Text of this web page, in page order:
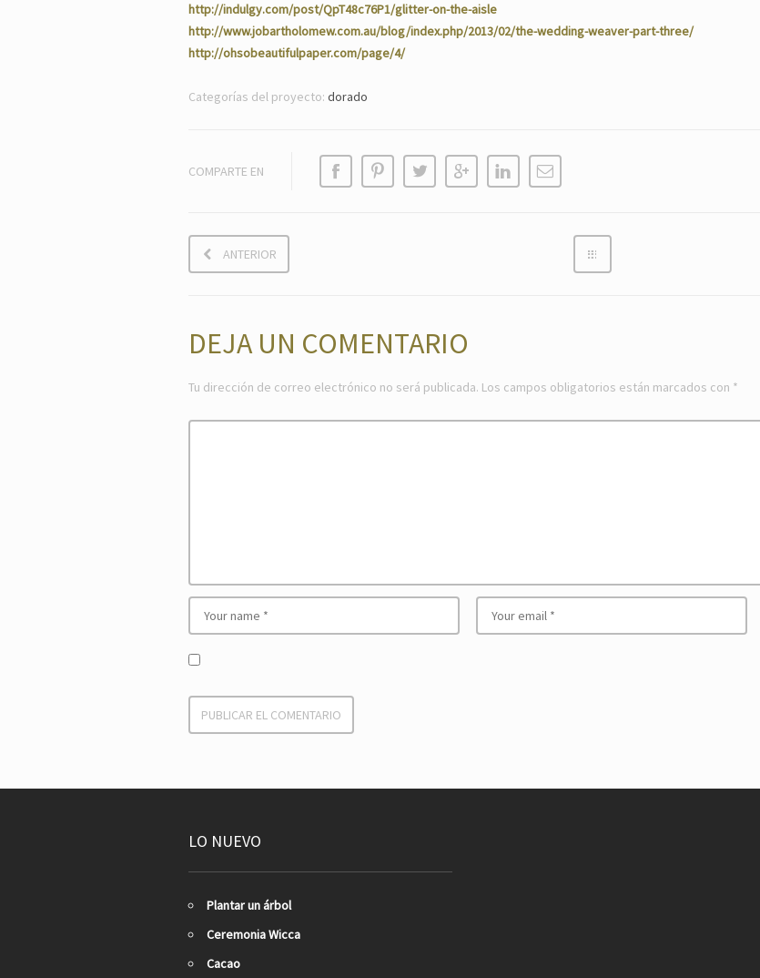
http://indulgy.com/post/QpT48c76P1/glitter-on-the-aisle
http://www.jobartholomew.com.au/blog/index.php/2013/02/the-wedding-weaver-part-three/
http://ohsobeautifulpaper.com/page/4/
Categorías del proyecto: dorado
COMPARTE EN
ANTERIOR
DEJA UN COMENTARIO
Tu dirección de correo electrónico no será publicada. Los campos obligatorios están marcados con *
LO NUEVO
Plantar un árbol
Ceremonia Wicca
Cacao